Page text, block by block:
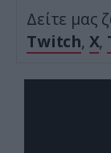
Δείτε μας
Twitch, X,